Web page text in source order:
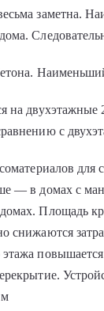
заметна.
на
с
— в домах с
Площадь
снижаются
м